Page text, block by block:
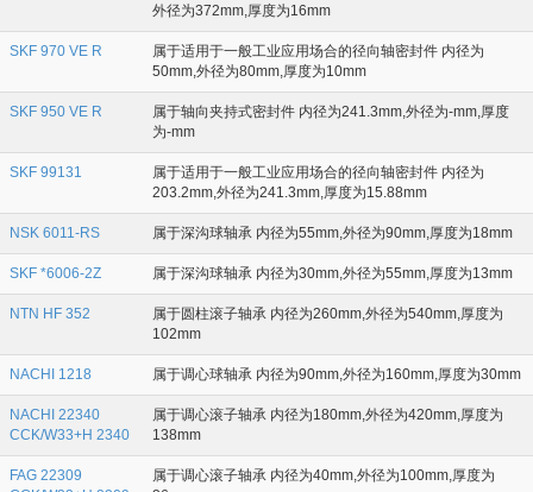
外径为372mm,厚度为16mm
SKF 970 VE R
属于适用于一般工业应用场合的径向轴密封件 内径为
50mm,外径为80mm,厚度为10mm
SKF 950 VE R
属于轴向夹持式密封件 内径为241.3mm,外径为-mm,厚度
为-mm
SKF 99131
属于适用于一般工业应用场合的径向轴密封件 内径为
203.2mm,外径为241.3mm,厚度为15.88mm
NSK 6011-RS 属于深沟球轴承 内径为55mm,外径为90mm,厚度为18mm
SKF *6006-2Z 属于深沟球轴承 内径为30mm,外径为55mm,厚度为13mm
NTN HF 352
属于圆柱滚子轴承 内径为260mm,外径为540mm,厚度为
102mm
NACHI 1218 属于调心球轴承 内径为90mm,外径为160mm,厚度为30mm
NACHI 22340
CCK/W33+H 2340
属于调心滚子轴承 内径为180mm,外径为420mm,厚度为
138mm
FAG 22309
属于调心滚子轴承 内径为40mm,外径为100mm,厚度为